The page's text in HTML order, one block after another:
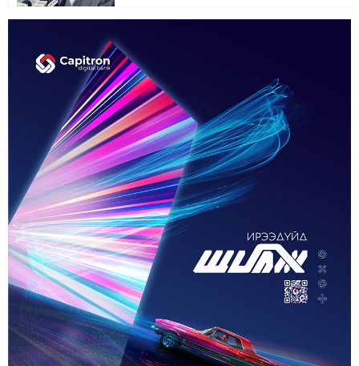
ҮЙЛДВЭРИЙН ХЭДЭН ХУВИЙГ ЭЗЭМШИХ ВЭ
ГЭДЭГ АСУУДАЛ ГАРЧ ИРНЭ
5-р сар. 21, 2026, 11:40 a.m.
ЗУУН НАСЫГ ДАВСАН “ХӨВЧИЙН ХӨХ
ГОНИО” АЛДАРТАЙ Д.ГОНЧИГДАГВА
2-р сар. 17, 2026, 10:38 a.m.
ОРОН НУТАГТ ГАЗАР ОЛГОХ ЭРХ МЭДЛИЙГ
ШИЛЖҮҮЛНЭ
1-р сар. 19, 2026, 10:54 a.m.
ТЭТГЭВРИЙН ЗЭЭЛИЙН ХҮҮГ БУУРУУЛАХ,
УРТАСГАХ ЧИГЛЭЛЭЭР АЖИЛЛАНА
1-р сар. 19, 2026, 10:52 a.m.
ИРГЭДИЙН НЭРИЙН ДАНСНЫ
ХУРИМТЛАЛЫГ НЭГ САЯД ХҮРГЭНЭ